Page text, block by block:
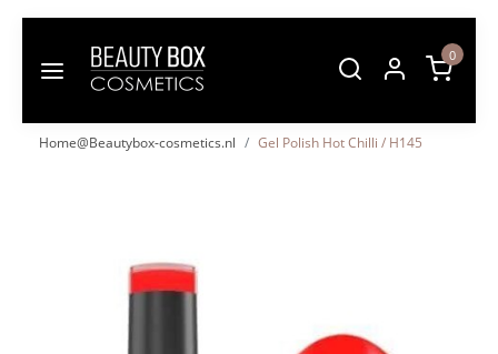
0
Home@Beautybox-cosmetics.nl Gel Polish Hot Chilli / H145